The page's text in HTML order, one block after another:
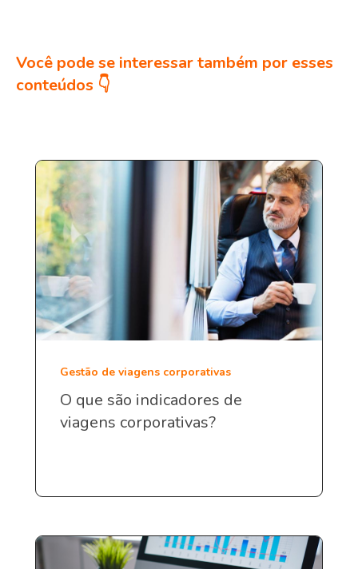
Você pode se interessar também por esses
conteúdos 👇
Gestão de viagens corporativas
O que são indicadores de
viagens corporativas?